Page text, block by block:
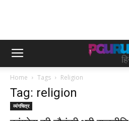
Home Tags Religion
Tag: religion
व्यंगचित्र